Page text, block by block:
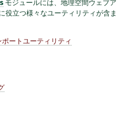
モジュールには、地理空間ウェブア
役立つ様々なユーティリティが含ま
ートユーティリティ